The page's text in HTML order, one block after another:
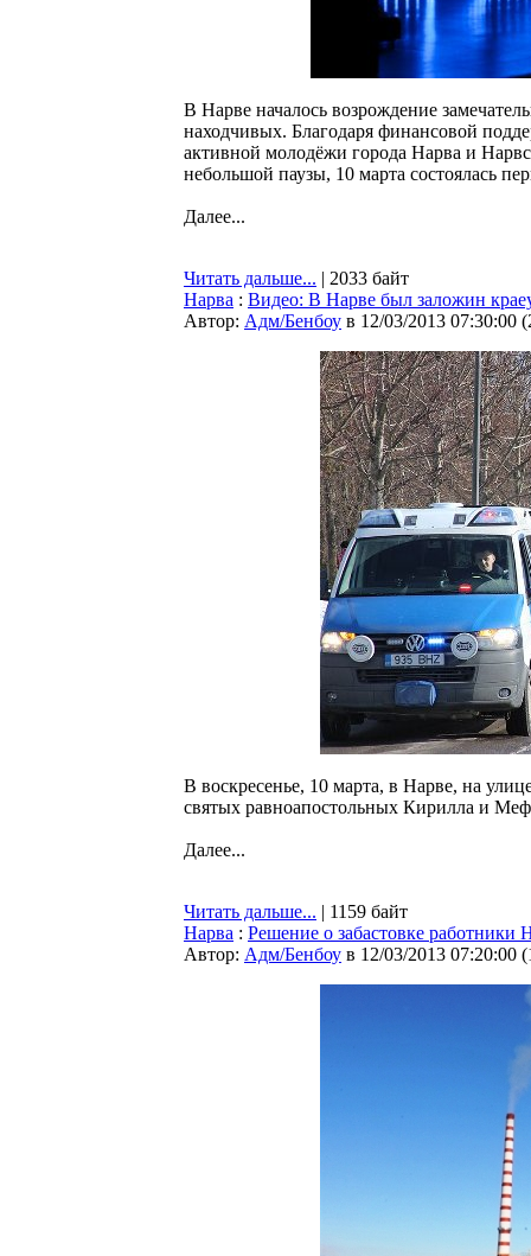
В Нарве началось возрождение
находчивых. Благодаря финансовой
активной молодёжи города Нарва и
небольшой паузы, 10 марта состоялась
Далее...
Читать дальше... | 2033 байт
Нарва : Видео: В Нарве был заложин
Автор: Адм/Бенбоу в 12/03/2013 07:30:00 (
В воскресенье, 10 марта, в Нарве, на
святых равноапостольных Кирилла и
Далее...
Читать дальше... | 1159 байт
Нарва : Решение о забастовке работники
Автор: Адм/Бенбоу в 12/03/2013 07:20:00 (